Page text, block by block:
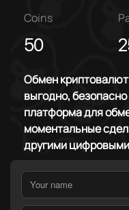
Coins
50
Обмен
выгодно,
платформа для
моментальные
другими